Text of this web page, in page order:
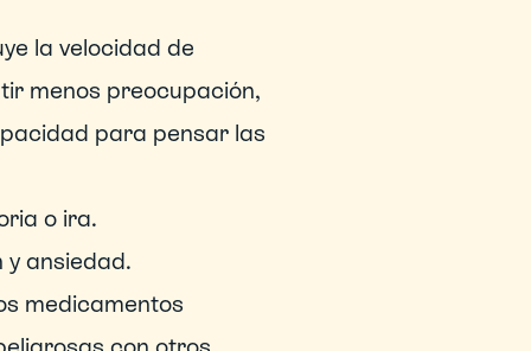
la velocidad de
menos preocupación,
para pensar las
o ira.
y ansiedad.
medicamentos